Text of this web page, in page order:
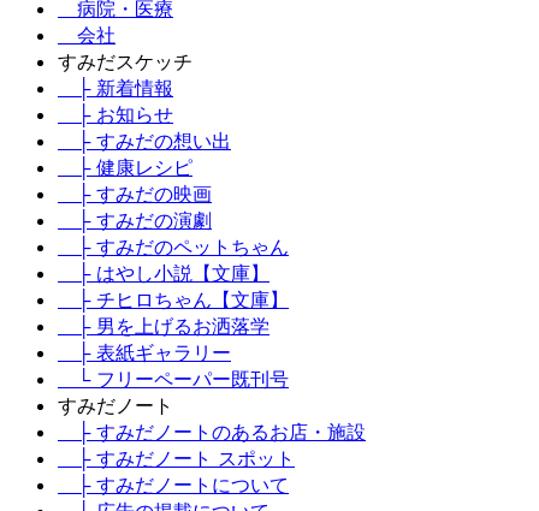
病院・医療
会社
すみだスケッチ
├ 新着情報
├ お知らせ
├ すみだの想い出
├ 健康レシピ
├ すみだの映画
├ すみだの演劇
├ すみだのペットちゃん
├ はやし小説【文庫】
├ チヒロちゃん【文庫】
├ 男を上げるお洒落学
├ 表紙ギャラリー
└ フリーペーパー既刊号
すみだノート
├ すみだノートのあるお店・施設
├ すみだノート スポット
├ すみだノートについて